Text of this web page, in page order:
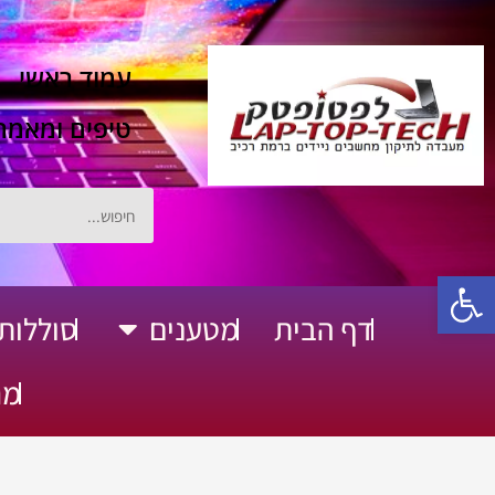
פתח סרגל נגישות
לתוכן
עמוד ראשי
טיפים
חיפוש
דף הבית מטענים פתח מטענים